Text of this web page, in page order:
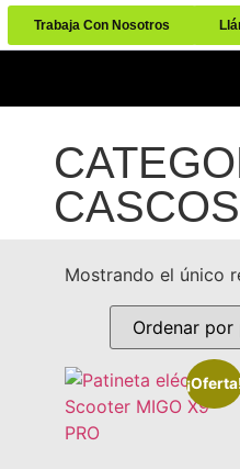
Trabaja Con Nosotros
Mostrando el único